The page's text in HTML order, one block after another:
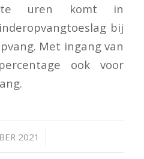
uren komt in
bij
Met ingang van
ook voor
2021
/